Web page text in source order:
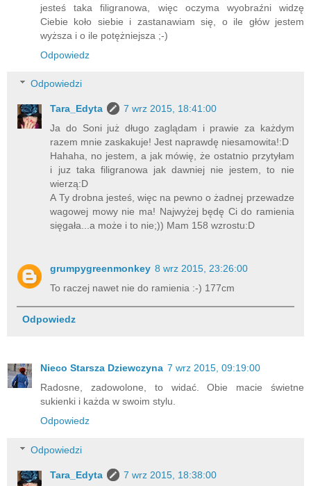
jesteś taka filigranowa, więc oczyma wyobraźni widzę
Ciebie koło siebie i zastanawiam się, o ile głów jestem
wyższa i o ile potężniejsza ;-)
Odpowiedz
Odpowiedzi
Tara_Edyta
7 wrz 2015, 18:41:00
Ja do Soni już długo zaglądam i prawie za każdym
razem mnie zaskakuje! Jest naprawdę niesamowita!:D
Hahaha, no jestem, a jak mówię, że ostatnio przytyłam
i juz taka filigranowa jak dawniej nie jestem, to nie
wierzą:D
A Ty drobna jesteś, więc na pewno o żadnej przewadze
wagowej mowy nie ma! Najwyżej będę Ci do ramienia
sięgała...a może i to nie;)) Mam 158 wzrostu:D
grumpygreenmonkey 8 wrz 2015, 23:26:00
To raczej nawet nie do ramienia :-) 177cm
Odpowiedz
Nieco Starsza Dziewczyna 7 wrz 2015, 09:19:00
Radosne, zadowolone, to widać. Obie macie świetne
sukienki i każda w swoim stylu.
Odpowiedz
Odpowiedzi
Tara_Edyta
7 wrz 2015, 18:38:00